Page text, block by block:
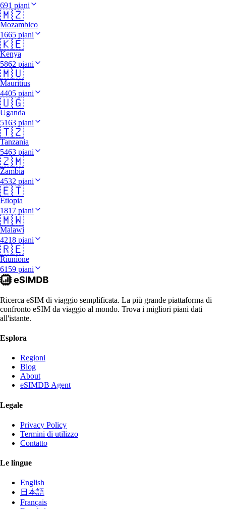
691 piani
🇲🇿
Mozambico
1665 piani
🇰🇪
Kenya
5862 piani
🇲🇺
Mauritius
4405 piani
🇺🇬
Uganda
5163 piani
🇹🇿
Tanzania
5463 piani
🇿🇲
Zambia
4532 piani
🇪🇹
Etiopia
1817 piani
🇲🇼
Malawi
4218 piani
🇷🇪
Riunione
6159 piani
Ricerca eSIM di viaggio semplificata. La più grande piattaforma di
confronto eSIM da viaggio al mondo. Trova i migliori piani dati
all'istante.
Esplora
Regioni
Blog
About
eSIMDB Agent
Legale
Privacy Policy
Termini di utilizzo
Contatto
Le lingue
English
日本語
Français